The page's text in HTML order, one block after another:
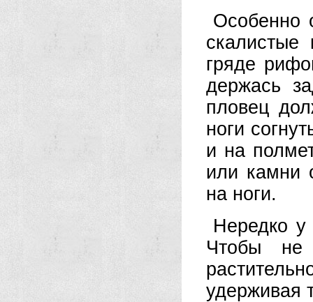
Особенно
скалистые
гряде
держась
пловец
ноги
и на
или камни
на ноги.
Нередко у
Чтобы не
удерживая